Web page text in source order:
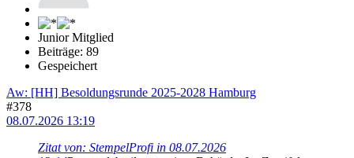
Junior Mitglied
Beiträge: 89
Gespeichert
Aw: [HH] Besoldungsrunde 2025-2028 Hamburg
#378
08.07.2026 13:19
Zitat von: StempelProfi in 08.07.2026